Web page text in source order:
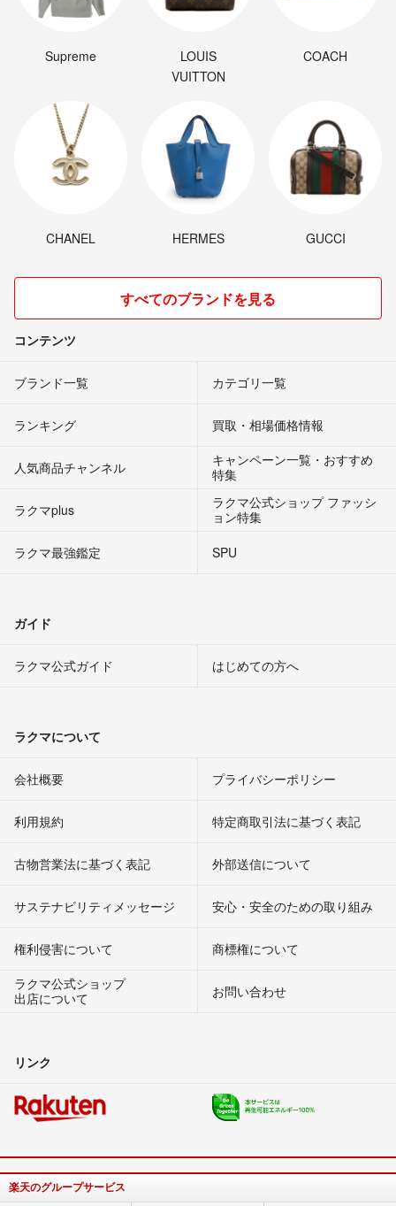
Supreme
LOUIS
VUITTON
COACH
CHANEL HERMES GUCCI
すべてのブランドを見る
コンテンツ
ブランド一覧 カテゴリ一覧
ランキング 買取・相場価格情報
人気商品チャンネル
キャンペーン一覧・おすすめ
特集
ラクマplus
ラクマ公式ショップ ファッシ
ョン特集
ラクマ最強鑑定
SPU
ガイド
ラクマ公式ガイド はじめての方へ
ラクマについて
会社概要 プライバシーポリシー
利用規約 特定商取引法に基づく表記
古物営業法に基づく表記 外部送信について
サステナビリティメッセージ 安心・安全のための取り組み
権利侵害について
商標権について
ラクマ公式ショップ
出店について
お問い合わせ
リンク
楽天のグループサービス